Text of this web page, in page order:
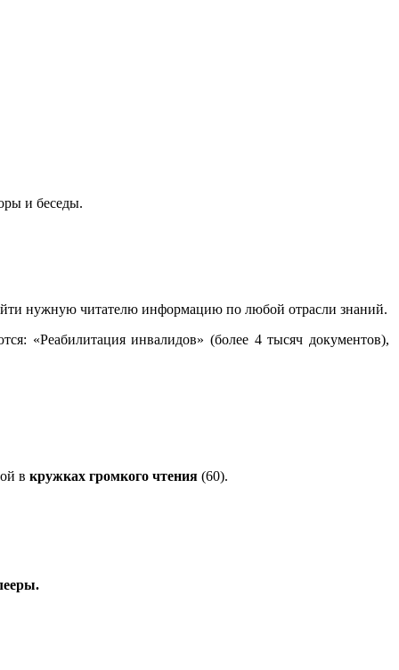
и беседы.
нужную читателю информацию по любой отрасли знаний.
«Реабилитация инвалидов» (более 4 тысяч документов),
в кружках громкого чтения (60).